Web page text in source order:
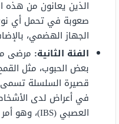
الذين يعانون من هذه
صعوبة في تحمل أي
الجهاز الهضمي،
الفئة الثانية: مرضى
بعض الحبوب، مثل
في أعراض لدى
العصبي (IBS)، وهو أمر شائع جدًا.